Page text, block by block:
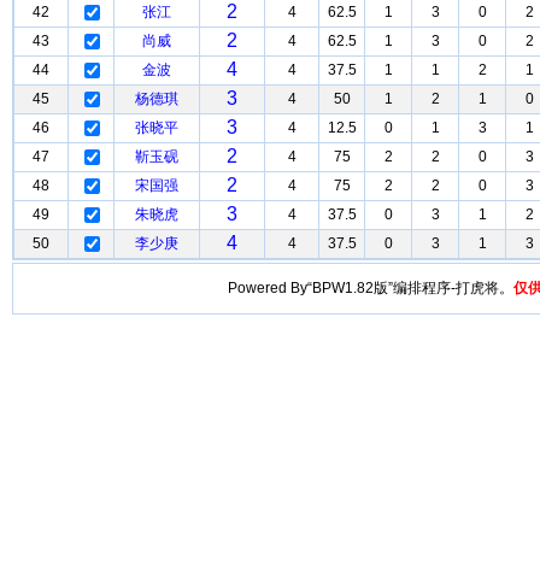
42
张江 2 4 62.5 1 3 0
2
43
尚威 2 4 62.5 1 3 0
2
44
金波 4 4 37.5 1 1 2
1
45
杨德琪 3 4 50 1 2 1
0
46
张晓平 3 4 12.5 0 1 3
1
47
靳玉砚 2 4 75 2 2 0
3
48
宋国强 2 4 75 2 2 0
3
49
朱晓虎 3 4 37.5 0 3 1
2
50
李少庚 4 4 37.5 0 3 1 3
Powered By“BPW1.82版”编排程序-打虎将。 仅